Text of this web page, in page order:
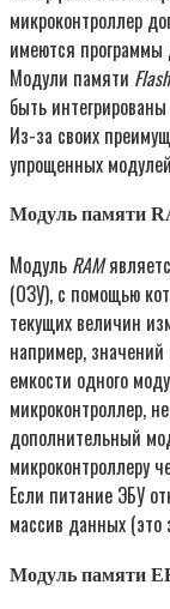
микроконтроллер
имеются программы
Модули памяти
быть
Из-за своих
упрощенных модулей
Модуль памяти
Модуль RAM
(ОЗУ), с помощью
текущих величин
например,
емкости одного
микроконтроллер,
дополнительный
микроконтроллеру
Если питание ЭБУ
массив данных (это
Модуль памяти